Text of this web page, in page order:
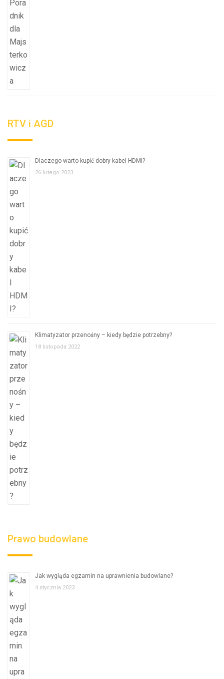
RTV i AGD
Dlaczego warto kupić dobry kabel HDMI?
26 lutego 2023
Klimatyzator przenośny – kiedy będzie potrzebny?
18 listopada 2022
Prawo budowlane
Jak wygląda egzamin na uprawnienia budowlane?
4 stycznia 2023